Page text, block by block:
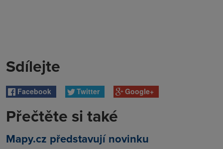
Sdílejte
Facebook Twitter Google+
Přečtěte si také
Mapy.cz představují novinku